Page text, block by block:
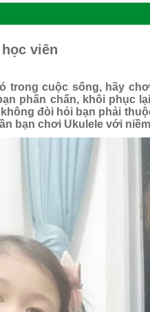
viên
trong cuộc sống, hãy
phấn chấn, khôi phục
đòi hỏi bạn phải
bạn chơi Ukulele với